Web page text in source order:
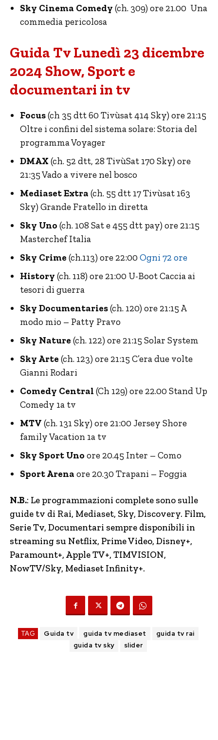
Sky Cinema Comedy (ch. 309) ore 21.00 Una
commedia pericolosa
Guida Tv Lunedì 23 dicembre
2024 Show, Sport e
documentari in tv
Focus(ch 35 dtt 60 Tivùsat 414 Sky) ore 21:15
Oltre i confini del sistema solare: Storia del
programma Voyager
DMAX (ch. 52 dtt, 28 TivùSat 170 Sky) ore
21:35 Vado a vivere nel bosco
Mediaset Extra (ch. 55 dtt 17 Tivùsat 163
Sky) Grande Fratello in diretta
Sky Uno (ch. 108 Sat e 455 dtt pay) ore 21:15
Masterchef Italia
Sky Crime (ch.113) ore 22:00 Ogni 72 ore
History (ch. 118) ore 21:00 U-Boot Caccia ai
tesori di guerra
Sky Documentaries(ch. 120) ore 21:15 A
modo mio – Patty Pravo
Sky Nature (ch. 122) ore 21:15 Solar System
Sky Arte (ch. 123) ore 21:15 C’era due volte
Gianni Rodari
Comedy Central (Ch 129) ore 22.00 Stand Up
Comedy 1a tv
MTV (ch. 131 Sky) ore 21:00 Jersey Shore
family Vacation 1a tv
Sky Sport Uno ore 20.45 Inter – Como
Sport Arena ore 20.30 Trapani – Foggia
N.B.: Le programmazioni complete sono sulle
guide tv di Rai, Mediaset, Sky, Discovery. Film,
Serie Tv, Documentari sempre disponibili in
streaming su Netflix, Prime Video, Disney+,
Paramount+, Apple TV+, TIMVISION,
NowTV/Sky, Mediaset Infinity+.
TAG Guida tv guida tv mediaset
guida tv rai
guida tv sky
slider